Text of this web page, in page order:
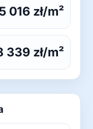
016 zł/m²
339 zł/m²